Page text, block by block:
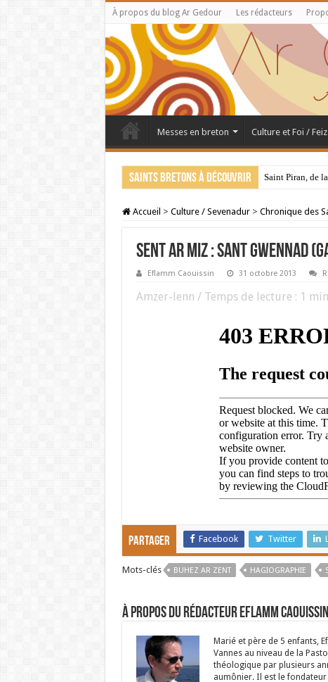
À propos du blog Ar Gedour Les rédacteurs
Messes en breton Culture et Foi /
Saints bretons à découvrir Saint Piran, de
Accueil > Culture / Sevenadur > Chronique des
Sent ar miz : Sant Gwennad
Eflamm Caouissin 31 octobre 2013
Amzer-lenn / Temps de lecture : 1 min
Partager Facebook Twitter
Mots-clés BUHEZ AR ZENT HAGIOGRAPHIE
À propos du rédacteur Eflamm Caouissin
Marié et père de 5 enfants,
Vannes au niveau de la
théologique par plusieurs
aumônier. Il est le